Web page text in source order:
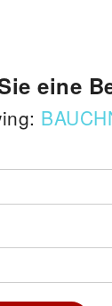
eine